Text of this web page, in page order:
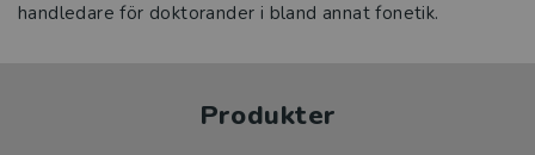
handledare för doktorander i bland annat fonetik.
Produkter